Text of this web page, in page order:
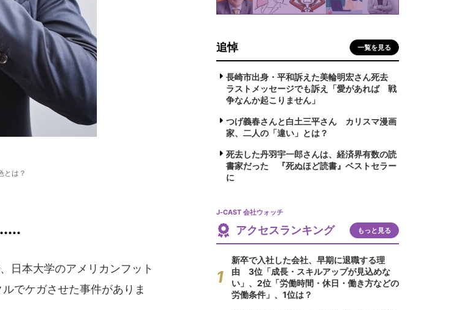
とは？
日本大学のアメリカンフット
でケガさせた事件がありま
追悼 一覧を見る
長崎市出身・平和訴えた美輪明宏さん死去
ラストメッセージでも訴え「愛があれば 戦
争なんか起こりません」
つげ義春さんと白土三平さん カリスマ漫画
家、二人の「違い」とは？
死去した丹羽宇一郎さんは、経済界有数の読
書家だった 『死ぬほど読書』ベストセラー
に
J-CAST 会社ウォッチ
アクセスランキング もっと見る
新卒で入社した会社、早期に退職する理
由 3位「成長・スキルアップが見込めな
い」、2位「労働時間・休日・働き方などの
労働条件」、1位は？